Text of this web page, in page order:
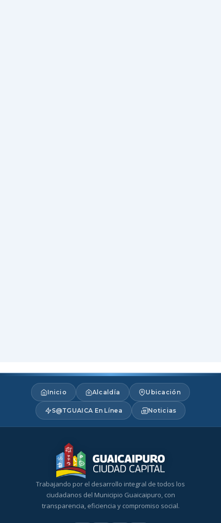
Inicio Alcaldía Ubicación
S@TGUAICA En Línea Noticias
Trabajando por el desarrollo integral de todos los
ciudadanos del Municipio Guaicaipuro, con
transparencia, eficiencia y compromiso social.